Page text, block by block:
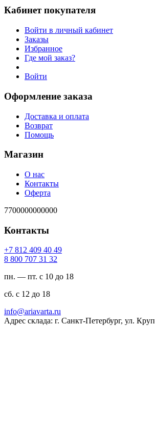
Кабинет покупателя
Войти в личный кабинет
Заказы
Избранное
Где мой заказ?
Войти
Оформление заказа
Доставка и оплата
Возврат
Помощь
Магазин
О нас
Контакты
Оферта
7700000000000
Контакты
94 04 904 218 7+
23 13 707 008 8
пн. — пт. с 10 до 18
сб. с 12 до 18
ur.atravaira@ofni
Адрес склада: г. Санкт-Петербург, ул.